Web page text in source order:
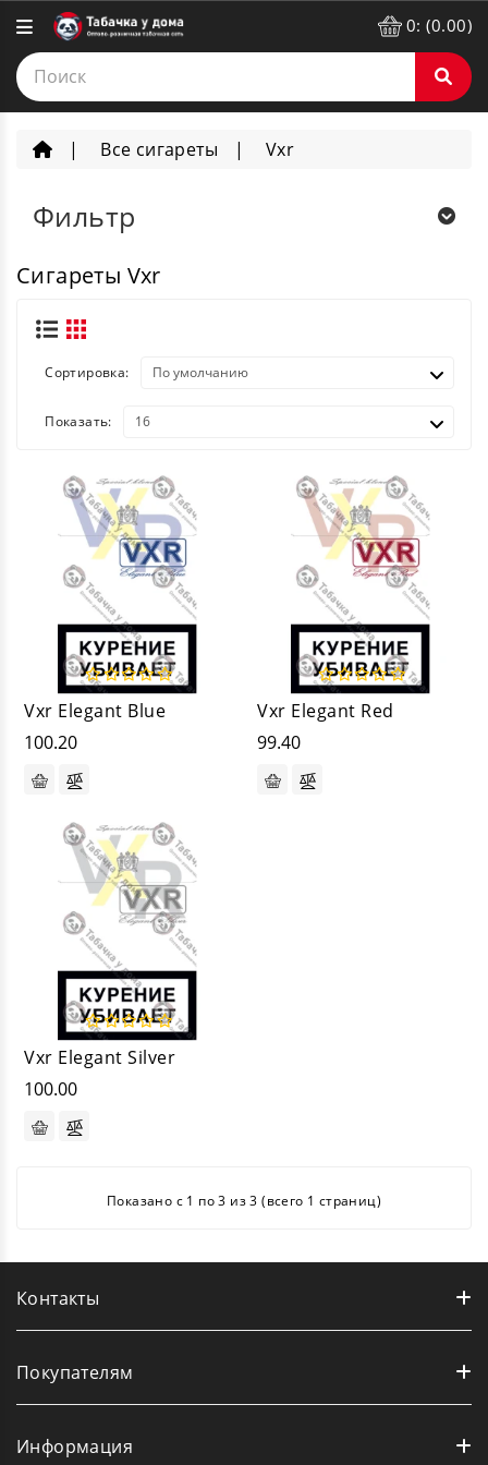
0: (0.00)
Все сигареты Vxr
Фильтр
Сигареты Vxr
Сортировка:
Показать:
Vxr Elegant Blue
100.20
Vxr Elegant Red
99.40
Vxr Elegant Silver
100.00
Показано с 1 по 3 из 3 (всего 1 страниц)
Контакты
Покупателям
Информация